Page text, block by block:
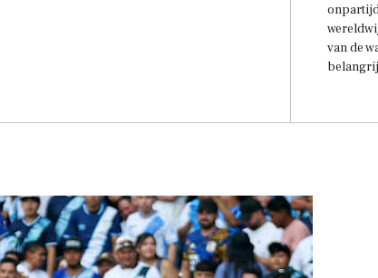
van de